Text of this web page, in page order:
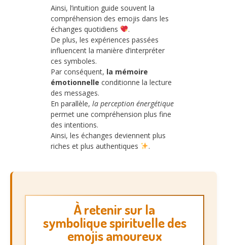
Ainsi, l’intuition guide souvent la
compréhension des emojis dans les
échanges quotidiens
.
De plus, les expériences passées
influencent la manière d’interpréter
ces symboles.
Par conséquent, la mémoire
émotionnelle conditionne la lecture
des messages.
En parallèle, la perception énergétique
permet une compréhension plus fine
des intentions.
Ainsi, les échanges deviennent plus
riches et plus authentiques
.
À retenir sur la
symbolique spirituelle des
emojis amoureux